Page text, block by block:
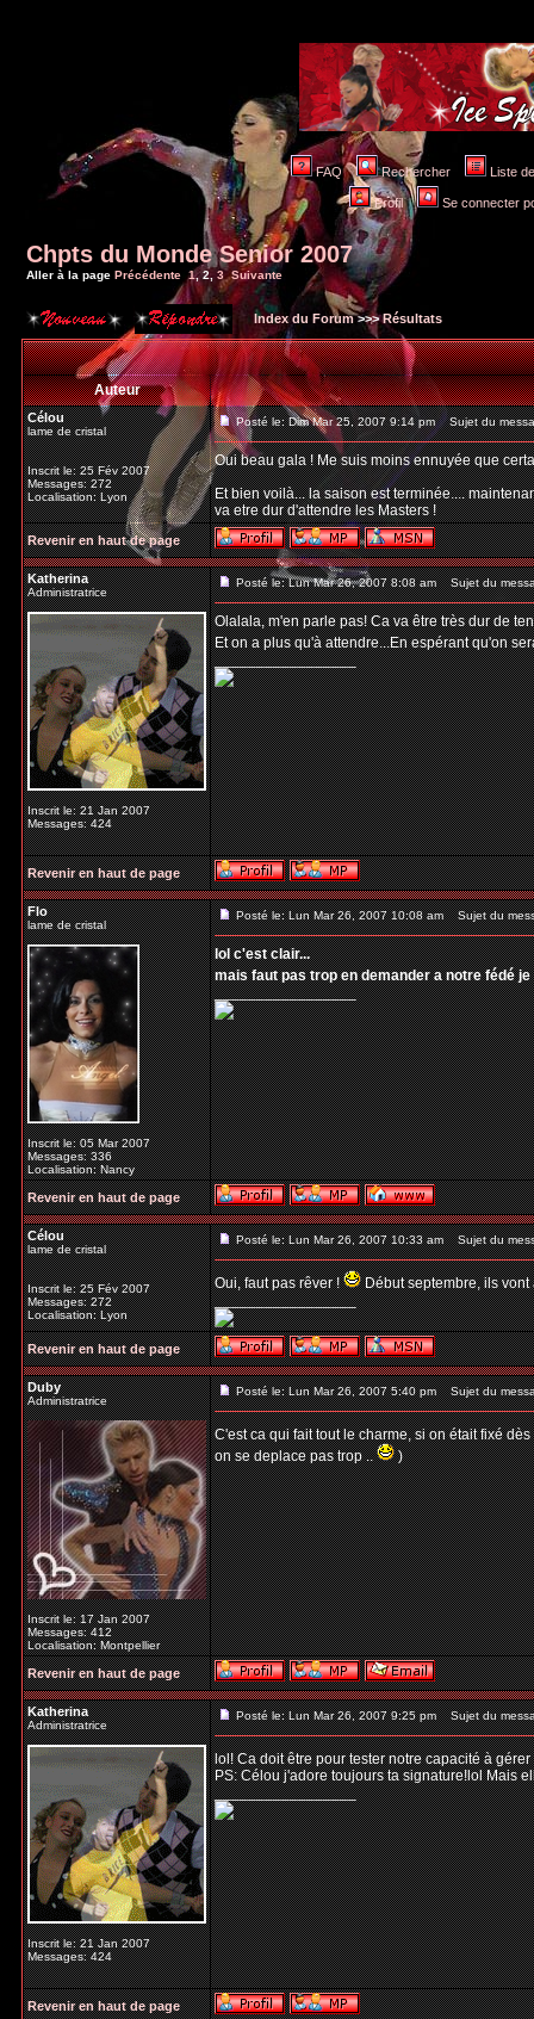
FAQ Rechercher Liste
Profil Se connecter
Chpts du Monde Senior 2007
Aller à la page Précédente 1,2 3 Suivante
Index du Forum>>>Résultats
Auteur
Célou
lame de cristal
Inscrit le: 25 Fév 2007
Messages: 272
Localisation: Lyon
Posté le: Dim Mar 25, 2007 9:14 pm Sujet du
Oui beau gala ! Me suis moins ennuyée que
Et bien voilà... la saison est terminée....
va etre dur d'attendre les Masters !
Revenir en haut de page
Katherina
Administratrice
Inscrit le: 21 Jan 2007
Messages: 424
Posté le: Lun Mar 26, 2007 8:08 am Sujet du
Olalala, m'en parle pas! Ca va être très dur de
Et on a plus qu'à attendre...En espérant qu'on
_________________
Revenir en haut de page
Flo
lame de cristal
Inscrit le: 05 Mar 2007
Messages: 336
Localisation: Nancy
Posté le: Lun Mar 26, 2007 10:08 am Sujet du
lol c'est clair...
mais faut pas trop en demander a notre fédé
_________________
Revenir en haut de page
Célou
lame de cristal
Inscrit le: 25 Fév 2007
Messages: 272
Localisation: Lyon
Posté le: Lun Mar 26, 2007 10:33 am Sujet du
Oui, faut pas rêver !
Début septembre, ils vont
_________________
Revenir en haut de page
Duby
Administratrice
Inscrit le: 17 Jan 2007
Messages: 412
Localisation: Montpellier
Posté le: Lun Mar 26, 2007 5:40 pm Sujet du
C'est ca qui fait tout le charme, si on était fixé
on se deplace pas trop ..
)
Revenir en haut de page
Katherina
Administratrice
Inscrit le: 21 Jan 2007
Messages: 424
Posté le: Lun Mar 26, 2007 9:25 pm Sujet du
lol! Ca doit être pour tester notre capacité à
PS: Célou j'adore toujours ta signature!lol Mais
_________________
Revenir en haut de page